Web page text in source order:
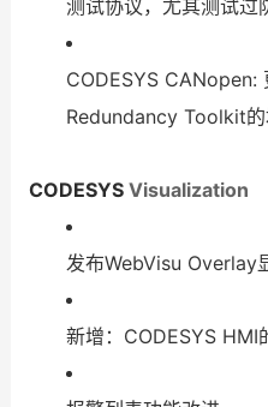
测试协议，尤其测试过
CODESYS CANopen:
Redundancy Toolkit
CODESYS Visualization
发布WebVisu Overlay
新增：CODESYS HMI